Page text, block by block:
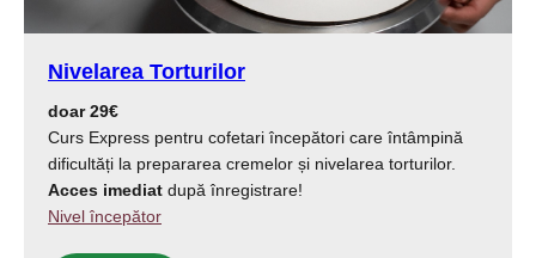
Nivelarea Torturilor
doar 29€
Curs Express pentru cofetari începători care întâmpină
dificultăți la prepararea cremelor și nivelarea torturilor.
Acces imediat după înregistrare!
Nivel începător